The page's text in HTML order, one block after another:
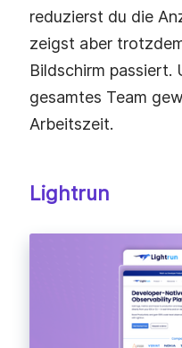
reduzierst du die
zeigst aber
Bildschirm passiert.
gesamtes Team
Arbeitszeit.
Lightrun